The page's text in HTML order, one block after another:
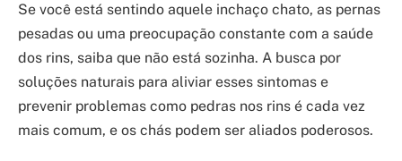
Se você está sentindo aquele inchaço chato, as pernas
pesadas ou uma preocupação constante com a saúde
dos rins, saiba que não está sozinha. A busca por
soluções naturais para aliviar esses sintomas e
prevenir problemas como pedras nos rins é cada vez
mais comum, e os chás podem ser aliados poderosos.